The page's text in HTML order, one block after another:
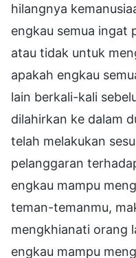
hilangnya
engkau semua ingat
atau tidak untuk
apakah engkau
lain berkali-kali
dilahirkan ke dalam
telah melakukan
pelanggaran
engkau mampu
teman-temanmu,
mengkhianati orang
engkau mampu